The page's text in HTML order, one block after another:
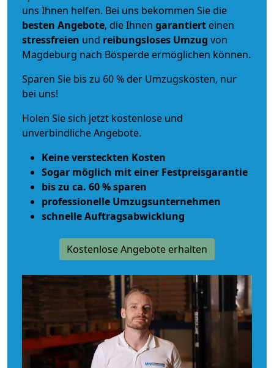
uns Ihnen helfen. Bei uns bekommen Sie die
besten Angebote, die Ihnen garantiert einen
stressfreien und reibungsloses Umzug von
Magdeburg nach Bösperde ermöglichen können.
Sparen Sie bis zu 60 % der Umzugskosten, nur
bei uns!
Holen Sie sich jetzt kostenlose und
unverbindliche Angebote.
Keine versteckten Kosten
Sogar möglich mit einer Festpreisgarantie
bis zu ca. 60 % sparen
professionelle Umzugsunternehmen
schnelle Auftragsabwicklung
Kostenlose Angebote erhalten